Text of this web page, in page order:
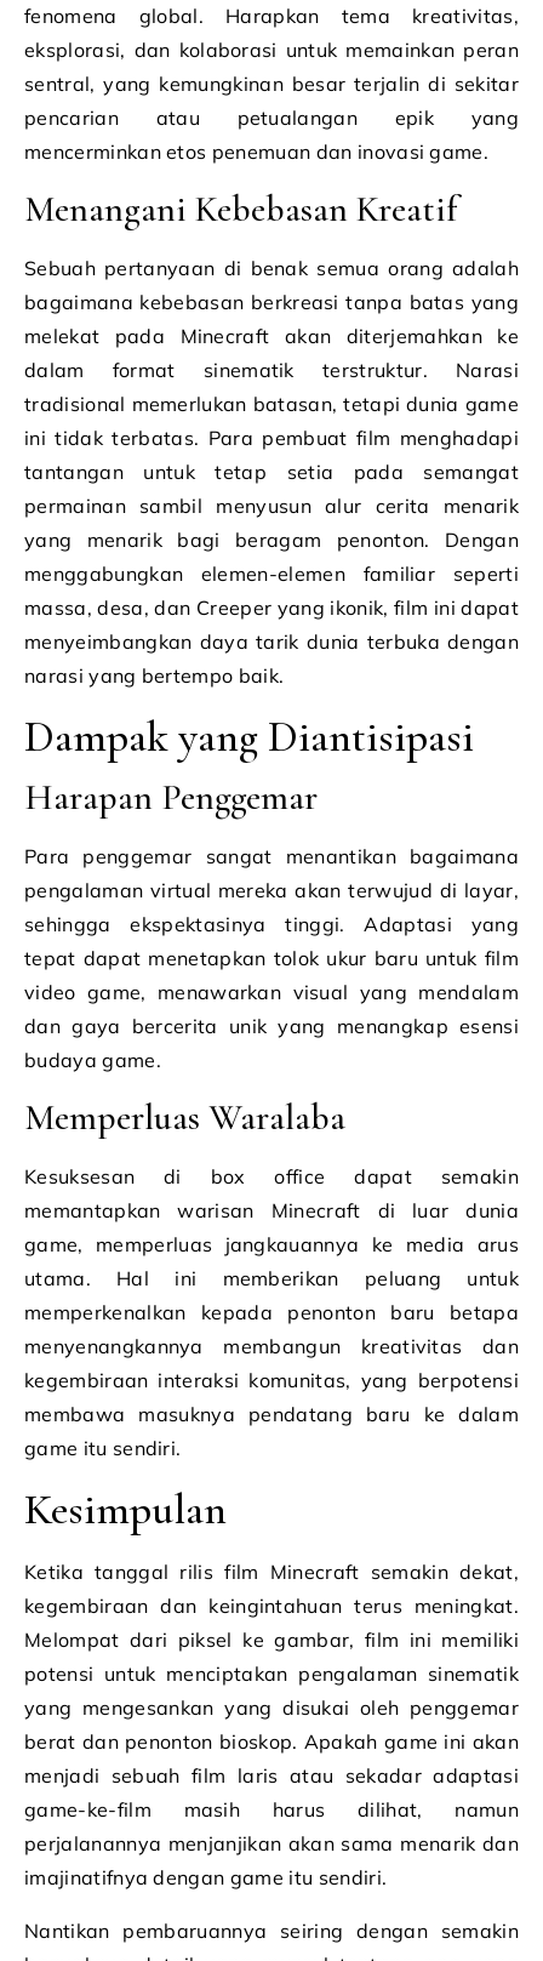
fenomena global. Harapkan tema kreativitas,
eksplorasi, dan kolaborasi untuk memainkan peran
sentral, yang kemungkinan besar terjalin di sekitar
pencarian atau petualangan epik yang
mencerminkan etos penemuan dan inovasi game.
Menangani Kebebasan Kreatif
Sebuah pertanyaan di benak semua orang adalah
bagaimana kebebasan berkreasi tanpa batas yang
melekat pada Minecraft akan diterjemahkan ke
dalam format sinematik terstruktur. Narasi
tradisional memerlukan batasan, tetapi dunia game
ini tidak terbatas. Para pembuat film menghadapi
tantangan untuk tetap setia pada semangat
permainan sambil menyusun alur cerita menarik
yang menarik bagi beragam penonton. Dengan
menggabungkan elemen-elemen familiar seperti
massa, desa, dan Creeper yang ikonik, film ini dapat
menyeimbangkan daya tarik dunia terbuka dengan
narasi yang bertempo baik.
Dampak yang Diantisipasi
Harapan Penggemar
Para penggemar sangat menantikan bagaimana
pengalaman virtual mereka akan terwujud di layar,
sehingga ekspektasinya tinggi. Adaptasi yang
tepat dapat menetapkan tolok ukur baru untuk film
video game, menawarkan visual yang mendalam
dan gaya bercerita unik yang menangkap esensi
budaya game.
Memperluas Waralaba
Kesuksesan di box office dapat semakin
memantapkan warisan Minecraft di luar dunia
game, memperluas jangkauannya ke media arus
utama. Hal ini memberikan peluang untuk
memperkenalkan kepada penonton baru betapa
menyenangkannya membangun kreativitas dan
kegembiraan interaksi komunitas, yang berpotensi
membawa masuknya pendatang baru ke dalam
game itu sendiri.
Kesimpulan
Ketika tanggal rilis film Minecraft semakin dekat,
kegembiraan dan keingintahuan terus meningkat.
Melompat dari piksel ke gambar, film ini memiliki
potensi untuk menciptakan pengalaman sinematik
yang mengesankan yang disukai oleh penggemar
berat dan penonton bioskop. Apakah game ini akan
menjadi sebuah film laris atau sekadar adaptasi
game-ke-film masih harus dilihat, namun
perjalanannya menjanjikan akan sama menarik dan
imajinatifnya dengan game itu sendiri.
Nantikan pembaruannya seiring dengan semakin